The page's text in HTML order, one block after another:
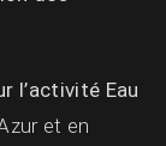
l’activité Eau
et en